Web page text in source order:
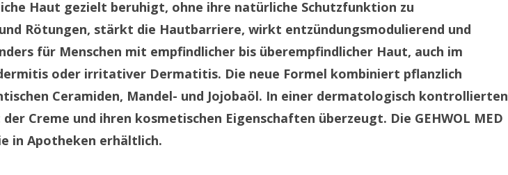
Haut gezielt beruhigt, ohne ihre natürliche Schutzfunktion zu
Rötungen, stärkt die Hautbarriere, wirkt entzündungsmodulierend und
für Menschen mit empfindlicher bis überempfindlicher Haut, auch im
oder irritativer Dermatitis. Die neue Formel kombiniert pflanzlich
Ceramiden, Mandel- und Jojobaöl. In einer dermatologisch kontrollierten
Creme und ihren kosmetischen Eigenschaften überzeugt. Die GEHWOL MED
in Apotheken erhältlich.